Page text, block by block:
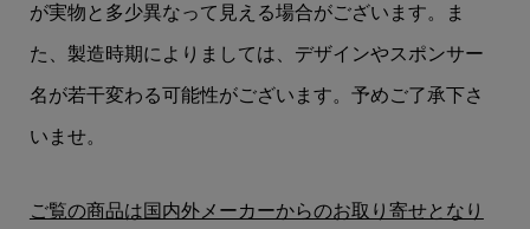
が実物と多少異なって見える場合がございます。ま
た、製造時期によりましては、デザインやスポンサー
名が若干変わる可能性がございます。予めご了承下さ
いませ。
ご覧の商品は国内外メーカーからのお取り寄せとなり